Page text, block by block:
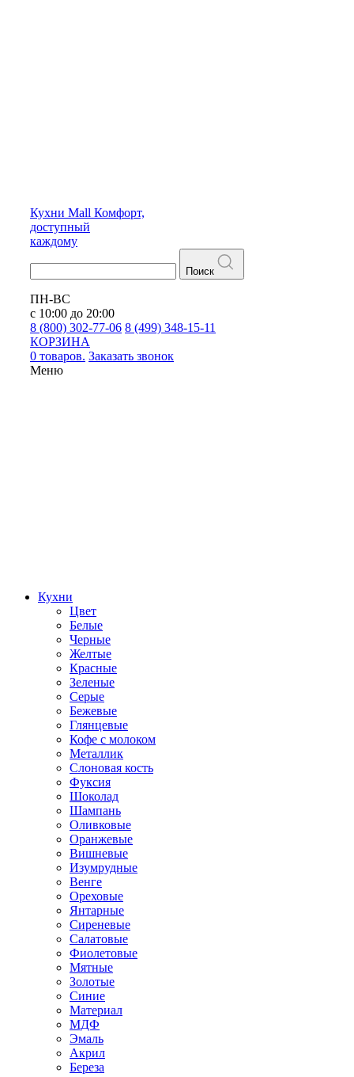
Кухни Mall Комфорт,
доступный
каждому
Поиск
ПН-ВС
с 10:00 до 20:00
8 (800) 302-77-06 8 (499) 348-15-11
КОРЗИНА
0 товаров. Заказать звонок
Меню
Кухни
Цвет
Белые
Черные
Желтые
Красные
Зеленые
Серые
Бежевые
Глянцевые
Кофе с молоком
Металлик
Слоновая кость
Фуксия
Шоколад
Шампань
Оливковые
Оранжевые
Вишневые
Изумрудные
Венге
Ореховые
Янтарные
Сиреневые
Салатовые
Фиолетовые
Мятные
Золотые
Синие
Материал
МДФ
Эмаль
Акрил
Береза